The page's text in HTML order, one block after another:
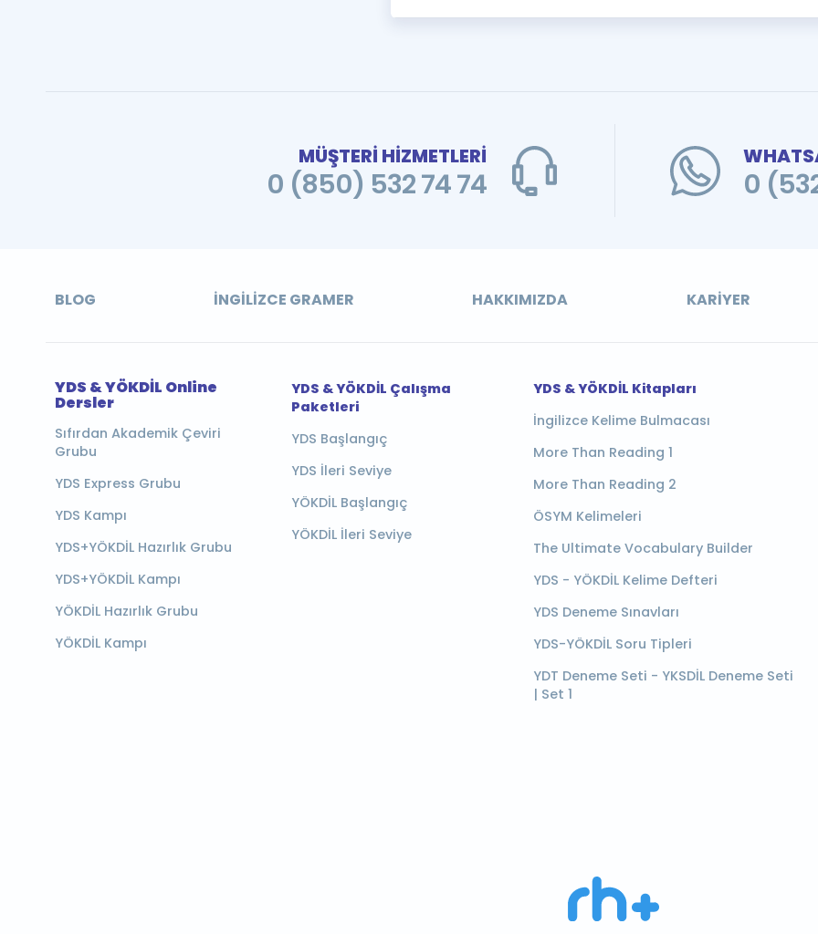
MÜŞTERİ HİZMETLERİ
0 (850) 532 74 74 0
BLOG İNGILIZCE GRAMER HAKKIMIZDA KARIYER
YDS & YÖKDİL Online
Dersler
Sıfırdan Akademik Çeviri
Grubu
YDS Express Grubu
YDS Kampı
YDS+YÖKDİL Hazırlık Grubu
YDS+YÖKDİL Kampı
YÖKDİL Hazırlık Grubu
YÖKDİL Kampı
YDS & YÖKDİL Çalışma
Paketleri
YDS Başlangıç
YDS İleri Seviye
YÖKDİL Başlangıç
YÖKDİL İleri Seviye
YDS & YÖKDİL Kitapları
İngilizce Kelime Bulmacası
More Than Reading 1
More Than Reading 2
ÖSYM Kelimeleri
The Ultimate Vocabulary Builder
YDS - YÖKDİL Kelime Defteri
YDS Deneme Sınavları
YDS-YÖKDİL Soru Tipleri
YDT Deneme Seti - YKSDİL Deneme Seti
| Set 1